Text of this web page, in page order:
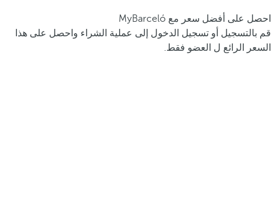
احصل على أفضل سعر مع MyBarceló
قم بالتسجيل أو تسجيل الدخول إلى عملية الشراء واحصل على هذا
السعر الرائع ل العضو فقط.